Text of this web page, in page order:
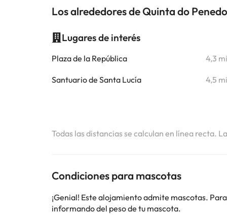
Los alrededores de Quinta do
Lugares de interés
Plaza de la República 4,3 mi
Santuario de Santa Lucía 4,5 mi
Todas las distancias se calculan en línea recta.
Condiciones para mascotas
¡Genial! Este alojamiento admite mascotas.
informando del peso de tu mascota.